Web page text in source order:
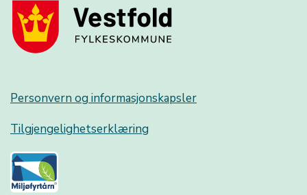
Personvern og informasjonskapsler
Tilgjengelighetserklæring